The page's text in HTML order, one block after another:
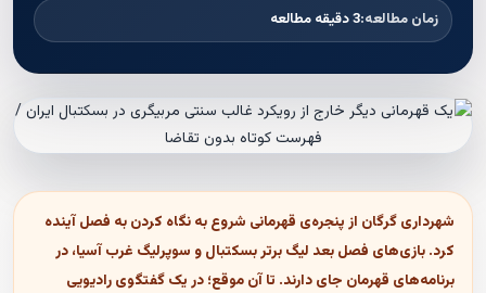
زمان مطالعه:3 دقیقه مطالعه
شهرداری گرگان از پنجره‌ی قهرمانی شروع به نگاه کردن به فصل آینده
کرد. بازی‌های فصل بعد لیگ برتر بسکتبال و سوپرلیگ غرب آسیا، در
برنامه‌های قهرمان جای دارند. تا آن موقع؛ در یک گفتگوی رادیویی